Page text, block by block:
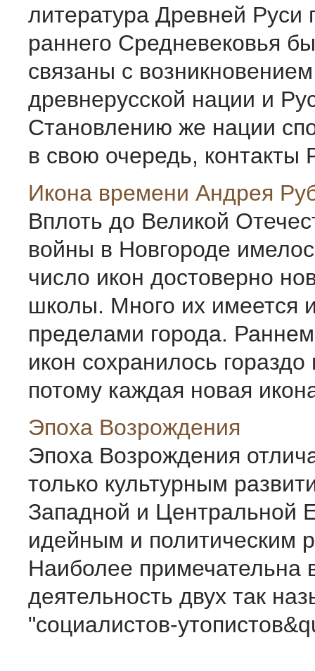
литература Древней Руси
раннего Средневековья
связаны с
древнерусской нации и
Становлению же нации
в свою очередь, контакты
Икона времени Андрея
Вплоть до Великой
войны в Новгороде
число икон достоверно
школы. Много их имеется
пределами города.
икон сохранилось
потому каждая новая
Эпоха Возрождения
Эпоха Возрождения
только культурным
Западной и Центральной
идейным и политическим
Наиболее примечательна
деятельность двух так
"социалистов-